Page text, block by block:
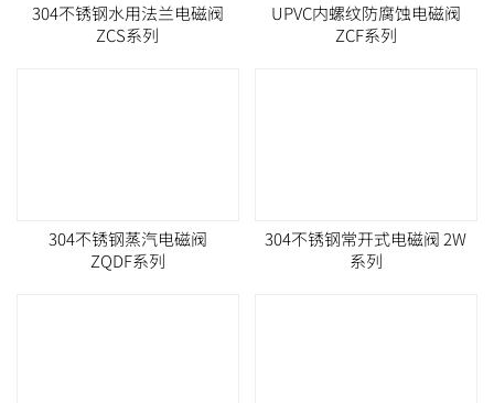
304不锈钢水用法兰电磁阀
ZCS系列
UPVC内螺纹防腐蚀电磁阀
ZCF系列
304不锈钢蒸汽电磁阀
ZQDF系列
304不锈钢常开式电磁阀 2W
系列